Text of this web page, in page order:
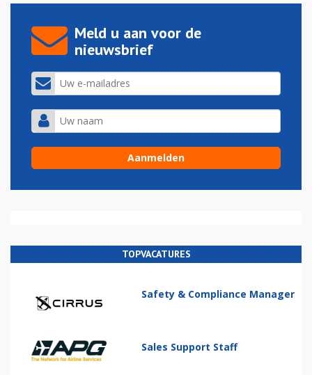
Meld u aan voor de
nieuwsbrief
TOPVACATURES
Safety & Compliance Manager
Sales Support Staff